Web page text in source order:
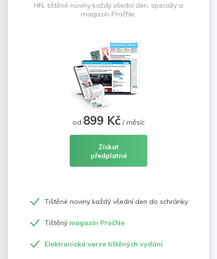
HN, tištěné noviny každý všední den, speciály a
magazín PročNe.
od 899 Kč/ měsíc
Získat
předplatné
Tištěné noviny každý všední den do schránky
Tištěný magazín PročNe
Elektronická verze tištěných vydání